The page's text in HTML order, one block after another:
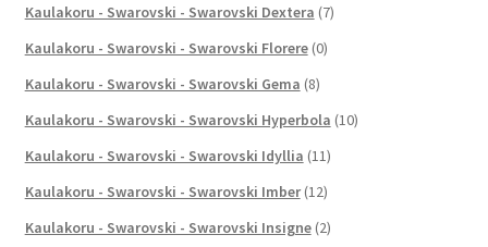
Kaulakoru - Swarovski - Swarovski Dextera (7)
Kaulakoru - Swarovski - Swarovski Florere (0)
Kaulakoru - Swarovski - Swarovski Gema (8)
Kaulakoru - Swarovski - Swarovski Hyperbola (10)
Kaulakoru - Swarovski - Swarovski Idyllia (11)
Kaulakoru - Swarovski - Swarovski Imber (12)
Kaulakoru - Swarovski - Swarovski Insigne (2)